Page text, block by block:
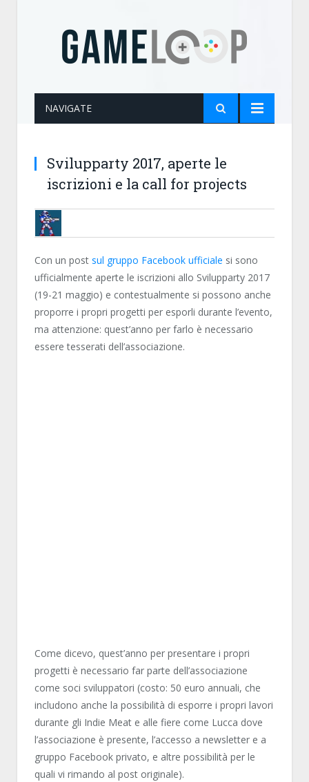
NAVIGATE
Svilupparty 2017, aperte le
iscrizioni e la call for projects
BRUNOB
Con un post sul gruppo Facebook ufficiale si sono
ufficialmente aperte le iscrizioni allo Svilupparty 2017
(19-21 maggio) e contestualmente si possono anche
proporre i propri progetti per esporli durante l’evento,
ma attenzione: quest’anno per farlo è necessario
essere tesserati dell’associazione.
Come dicevo, quest’anno per presentare i propri
progetti è necessario far parte dell’associazione
come soci sviluppatori (costo: 50 euro annuali, che
includono anche la possibilità di esporre i propri lavori
durante gli Indie Meat e alle fiere come Lucca dove
l’associazione è presente, l’accesso a newsletter e a
gruppo Facebook privato, e altre possibilità per le
quali vi rimando al post originale).